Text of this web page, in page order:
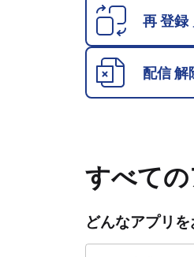
再 登録
配信 解
すべて
どんなアプリ